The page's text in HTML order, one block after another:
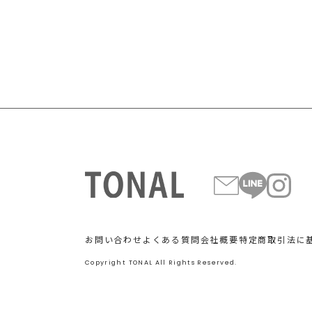
お問い合わせよくある質問会社概要特定商取引法に
Copyright TONAL All Rights Reserved.